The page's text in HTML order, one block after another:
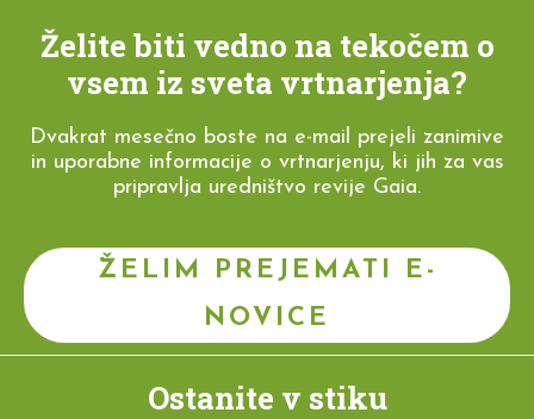
Želite biti vedno na tekočem o
vsem iz sveta vrtnarjenja?
Dvakrat mesečno boste na e-mail prejeli zanimive
in uporabne informacije o vrtnarjenju, ki jih za vas
pripravlja uredništvo revije Gaia.
ŽELIM PREJEMATI E-
NOVICE
Ostanite v stiku